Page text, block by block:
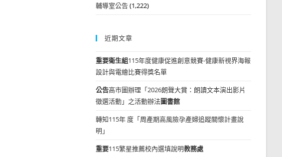
輔導室公告(1,222)
近期文章
重要衛生組115年度健康促進創意競賽-健康新視界海報
設計與電繪比賽得獎名單
公告高市圖辦理「2026朗聲大賞：朗讀文本演出影片
徵選活動」之活動辦法圖書館
轉知115年 度「周產期高風險孕產婦追蹤關懷計畫說
明」
重要115繁星推薦校內選填說明教務處